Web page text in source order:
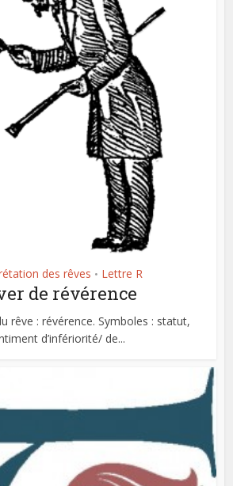
des rêves • Lettre R
de révérence
rêve : révérence. Symboles : statut,
d’infériorité/ de...